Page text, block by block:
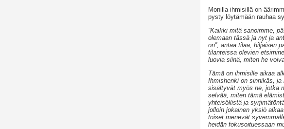
Monilla ihmisillä on
pysty löytämään rauhaa
”Kaikki mitä sanoimme,
olemaan tässä ja nyt ja
on”, antaa tilaa, hiljaisen
tilanteissa olevien
luovia siinä, miten he
Tämä on ihmisille aikaa
Ihmishenki on sinnikäs,
sisältyvät myös ne, jotka
selvää, miten tämä
yhteisöllistä ja
jolloin jokainen yksiö
toiset menevät
heidän fokusoituessaan